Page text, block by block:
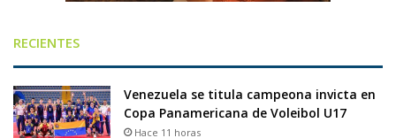
RECIENTES
Venezuela se titula campeona invicta en
Copa Panamericana de Voleibol U17
Hace 11 horas